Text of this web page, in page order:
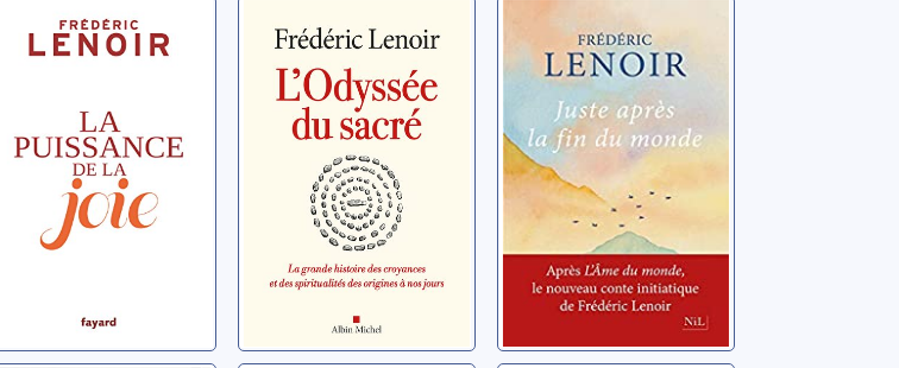
La puissance de
la joie
sacré
Lenoir, Frédéric
du monde
Lenoir, Frédéric